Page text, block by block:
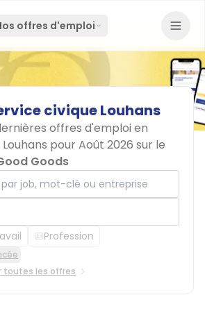
offres d'emploi
civiqueLouhans
offres d'emploi en
pour Août 2026 sur le
Goods
mot-clé ou entreprise
Profession
toutes les offres